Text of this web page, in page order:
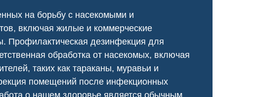
на борьбу с насекомыми и
включая жилые и коммерческие
Профилактическая дезинфекция для
обработка от насекомых, включая
таких как тараканы, муравьи и
помещений после инфекционных
о нашем здоровье является обычным